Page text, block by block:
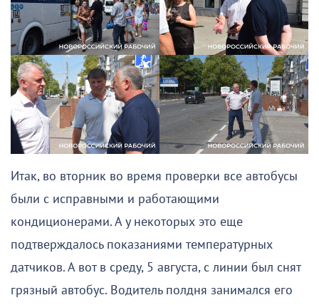
Итак, во вторник во время проверки все автобусы
были с исправными и работающими
кондиционерами. А у некоторых это еще
подтверждалось показаниями температурных
датчиков. А вот в среду, 5 августа, с линии был снят
грязный автобус. Водитель полдня занимался его